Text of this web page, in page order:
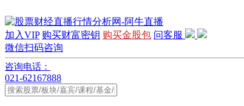
加入VIP 购买财富密钥 购买金股包 问客服
微信扫码咨询
咨询电话：
021-62167888